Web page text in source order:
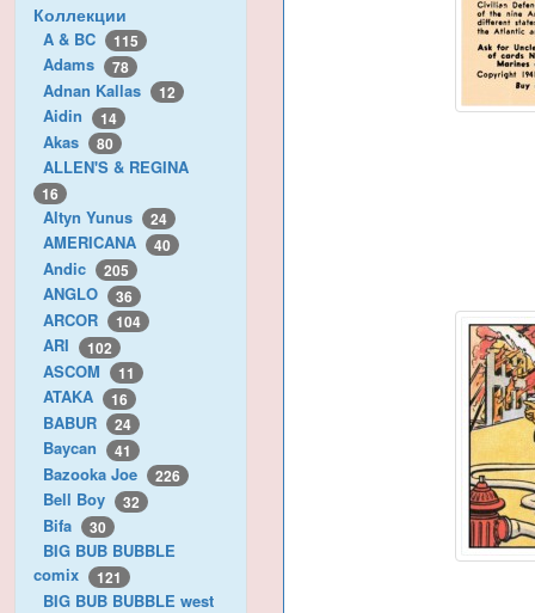
Коллекции
A & BC 115
Adams 78
Adnan Kallas 12
Aidin 14
Akas 80
ALLEN'S & REGINA
16
Altyn Yunus 24
AMERICANA 40
Andic 205
ANGLO 36
ARCOR 104
ARI 102
ASCOM 11
ATAKA 16
BABUR 24
Baycan 41
Bazooka Joe 226
Bell Boy 32
Bifa 30
BIG BUB BUBBLE
comix
121
BIG BUB BUBBLE west